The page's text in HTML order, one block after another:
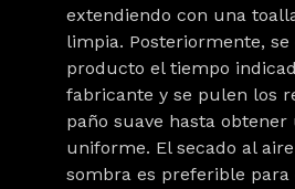
extendiendo con una
limpia. Posteriormente,
producto el tiempo
fabricante y se pulen los
paño suave hasta obtener
uniforme. El secado al
sombra es preferible para